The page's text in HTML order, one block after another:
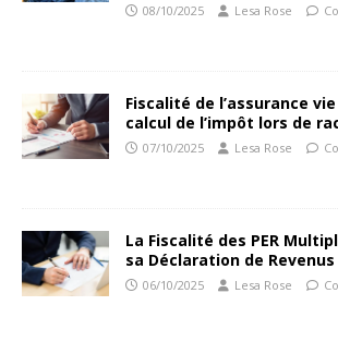
08/10/2025 Lesa Rose
Fiscalité de l’assurance
calcul de l’impôt lors de
07/10/2025 Lesa Rose
La Fiscalité des PER
sa Déclaration de Revenus
06/10/2025 Lesa Rose